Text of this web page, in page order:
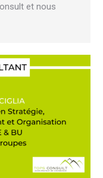
et nous